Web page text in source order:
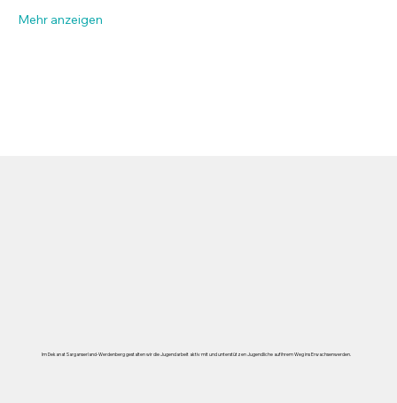
Mehr anzeigen
Im Dekanat Sarganserland-Werdenberg gestalten wir die Jugendarbeit aktiv mit und unterstützen Jugendliche auf ihrem Weg ins Erwachsenwerden.